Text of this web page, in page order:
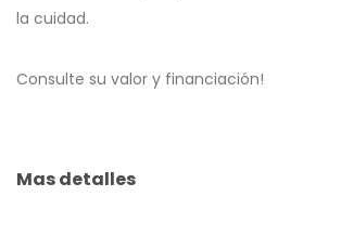
la cuidad.
Consulte su valor y financiación!
Mas detalles